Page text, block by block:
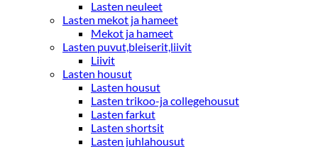
Lasten neuleet
Lasten mekot ja hameet
Mekot ja hameet
Lasten puvut,bleiserit,liivit
Liivit
Lasten housut
Lasten housut
Lasten trikoo-ja collegehousut
Lasten farkut
Lasten shortsit
Lasten juhlahousut